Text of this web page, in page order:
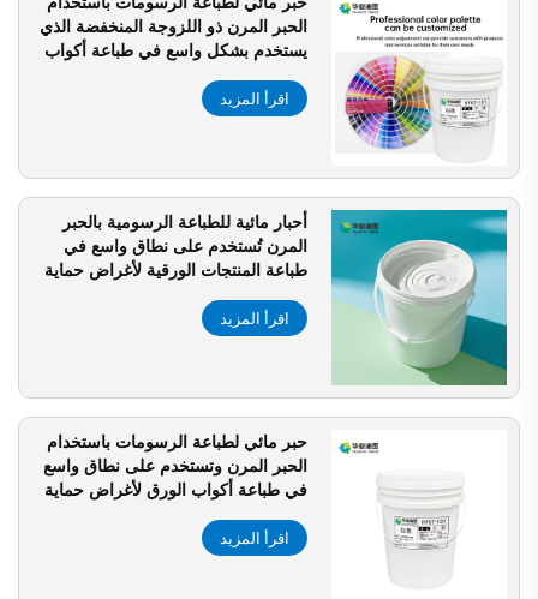
الحبر المرن ذو اللزوجة المنخفضة الذي
يستخدم بشكل واسع في طباعة أكواب
اقرأ المزيد
أحبار مائية للطباعة الرسومية بالحبر
المرن تُستخدم على نطاق واسع في
طباعة المنتجات الورقية لأغراض حماية
اقرأ المزيد
حبر مائي لطباعة الرسومات باستخدام
الحبر المرن وتستخدم على نطاق واسع
في طباعة أكواب الورق لأغراض حماية
اقرأ المزيد